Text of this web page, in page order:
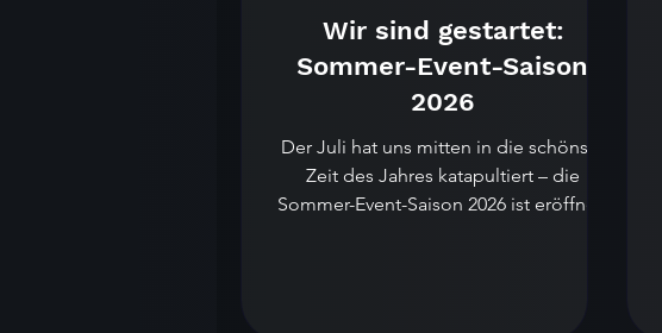
Wir sind gestartet:
Sommer-Event-Saison
2026
Der Juli hat uns mitten in die schönste
Zeit des Jahres katapultiert – die
Sommer-Event-Saison 2026 ist eröffnet!